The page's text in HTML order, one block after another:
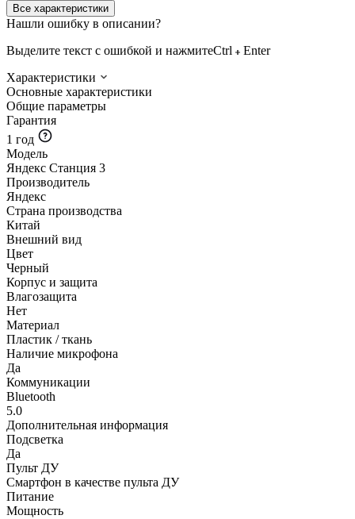
Все характеристики
Нашли ошибку в описании?
Выделите текст с ошибкой и нажмитеCtrl
Enter
Характеристики
Основные характеристики
Общие параметры
Гарантия
1 год
Модель
Яндекс Станция 3
Производитель
Яндекс
Страна производства
Китай
Внешний вид
Цвет
Черный
Корпус и защита
Влагозащита
Нет
Материал
Пластик / ткань
Наличие микрофона
Да
Коммуникации
Bluetooth
5.0
Дополнительная информация
Подсветка
Да
Пульт ДУ
Смартфон в качестве пульта ДУ
Питание
Мощность